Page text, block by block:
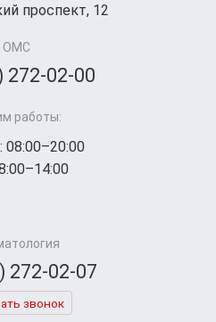
проспект, 12
ОМС
272-02-00
работы:
08:00–20:00
272-02-07
звонок